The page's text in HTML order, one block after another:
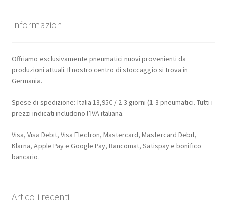
Informazioni
Offriamo esclusivamente pneumatici nuovi provenienti da
produzioni attuali. Il nostro centro di stoccaggio si trova in
Germania.
Spese di spedizione: Italia 13,95€ / 2-3 giorni (1-3 pneumatici. Tutti i
prezzi indicati includono l’IVA italiana.
Visa, Visa Debit, Visa Electron, Mastercard, Mastercard Debit,
Klarna, Apple Pay e Google Pay, Bancomat, Satispay e bonifico
bancario.
Articoli recenti